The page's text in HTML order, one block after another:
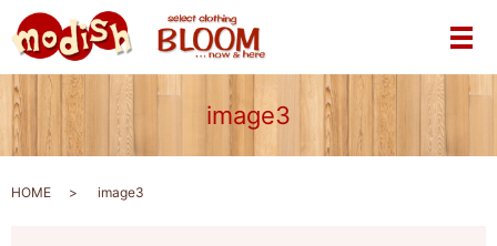
メ
image3
HOME image3